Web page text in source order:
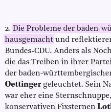
2. Die Probleme der baden-
hausgemacht und
Bundes-CDU. Anders als
die das Treiben in ihrer
der baden-
Oettinger geleuchtet. Sein
war eher eine
konservativen Fixsternen